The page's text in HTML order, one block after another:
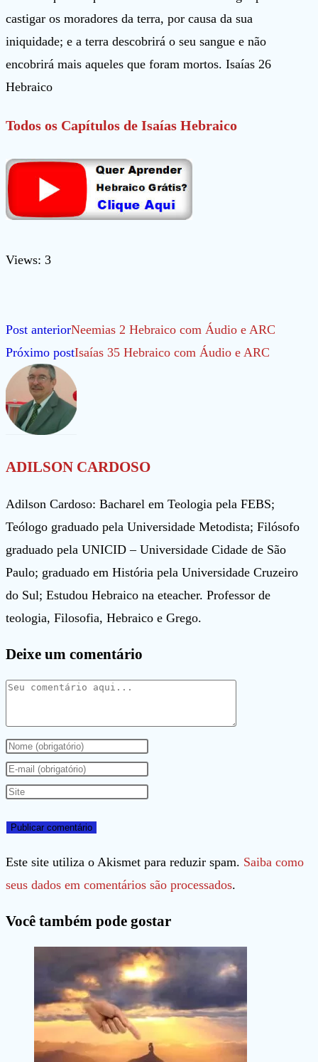
castigar os moradores da terra, por causa da sua
iniquidade; e a terra descobrirá o seu sangue e não
encobrirá mais aqueles que foram mortos. Isaías 26
Hebraico
Todos os Capítulos de Isaías Hebraico
Views: 3
Leia
mais
artigos
Post anteriorNeemias 2 Hebraico com Áudio e ARC
Próximo postIsaías 35 Hebraico com Áudio e ARC
ADILSON CARDOSO
Adilson Cardoso: Bacharel em Teologia pela FEBS;
Teólogo graduado pela Universidade Metodista; Filósofo
graduado pela UNICID – Universidade Cidade de São
Paulo; graduado em História pela Universidade Cruzeiro
do Sul; Estudou Hebraico na eteacher. Professor de
teologia, Filosofia, Hebraico e Grego.
Deixe um comentário
Comentário
Digite
seu
nome
nome
de
usuário
comentar
Digite
seu
de
e-
mail
comentar
Digite
URL
do
seu
(opcional)
Este site utiliza o Akismet para reduzir spam. Saiba como
seus dados em comentários são processados.
Você também pode gostar